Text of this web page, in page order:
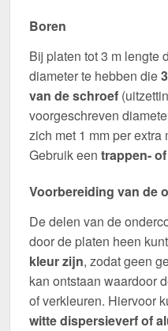
Boren
Bij platen tot 3 m lengte
diameter te hebben die
van de schroef
voorgeschreven
zich met 1 mm per
Gebruik een trappen-
Voorbereiding van de
De delen van de
door de platen heen
kleur zijn, zodat geen
kan ontstaan waardoor
of verkleuren. Hiervoor
witte dispersieverf of